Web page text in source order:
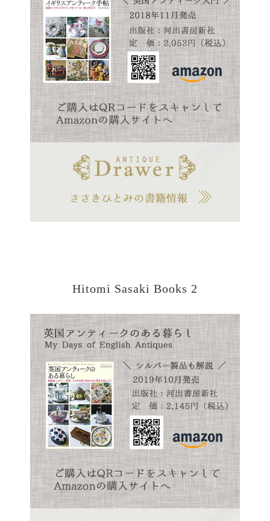
Hitomi Sasaki Books 2